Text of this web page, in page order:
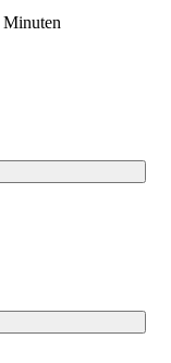
Minuten